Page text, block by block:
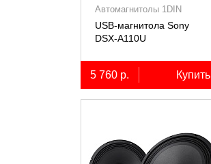
Автомагнитолы 1DIN
USB-магнитола Sony
DSX-A110U
5 760 р. Купить